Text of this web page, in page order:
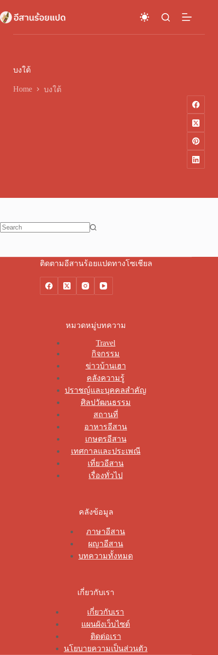
to
content
บงใต้
Home บงใต้
ติดตามอีสานร้อยแปดทางโซเชียล
หมวดหมู่บทความ
Travel
กิจกรรม
ข่าวบ้านเฮา
คลังความรู้
ปราชญ์และบุคคลสำคัญ
ศิลปวัฒนธรรม
สถานที่
อาหารอีสาน
เกษตรอีสาน
เทศกาลและประเพณี
เที่ยวอีสาน
เรื่องทั่วไป
คลังข้อมูล
ภาษาอีสาน
ผญาอีสาน
บทความทั้งหมด
เกี่ยวกับเรา
เกี่ยวกับเรา
แผนผังเว็บไซต์
ติดต่อเรา
นโยบายความเป็นส่วนตัว